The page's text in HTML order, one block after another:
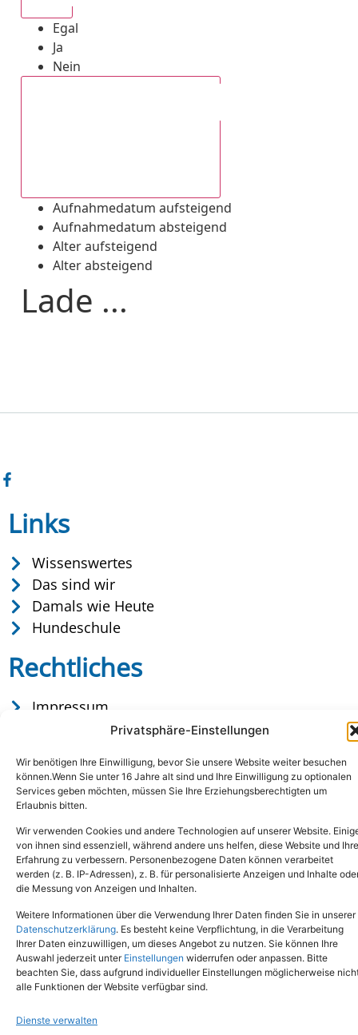
Privatsphäre-Einstellungen
Wir benötigen Ihre Einwilligung, bevor Sie unsere Website weiter besuchen
können.Wenn Sie unter 16 Jahre alt sind und Ihre Einwilligung zu optionalen
Services geben möchten, müssen Sie Ihre Erziehungsberechtigten um
Erlaubnis bitten.
Wir verwenden Cookies und andere Technologien auf unserer Website.
von ihnen sind essenziell, während andere uns helfen, diese Website und Ihre
Erfahrung zu verbessern. Personenbezogene Daten können verarbeitet
werden (z. B. IP-Adressen), z. B. für personalisierte Anzeigen und Inhalte
die Messung von Anzeigen und Inhalten.
Weitere Informationen über die Verwendung Ihrer Daten finden Sie in unserer
Datenschutzerklärung. Es besteht keine Verpflichtung, in die Verarbeitung
Ihrer Daten einzuwilligen, um dieses Angebot zu nutzen. Sie können Ihre
Auswahl jederzeit unter Einstellungen widerrufen oder anpassen. Bitte
beachten Sie, dass aufgrund individueller Einstellungen möglicherweise
alle Funktionen der Website verfügbar sind.
Dienste verwalten
Egal
Ja
Nein
Aufnahmedatum aufsteigend
Aufnahmedatum absteigend
Alter aufsteigend
Alter absteigend
Lade ...
Links
Wissenswertes
Das sind wir
Damals wie Heute
Hundeschule
Rechtliches
Impressum
Datenschutz
Copyright © 2024. Alle Rechte vorbehalten.
Tel.: (02651) - 77438info@tierheim-mayen.de
In der Pluns 1, 56727 Mayen